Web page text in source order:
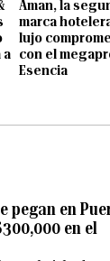
a
Aman, la
marca
lujo
con el
Esencia
pegan en
en el